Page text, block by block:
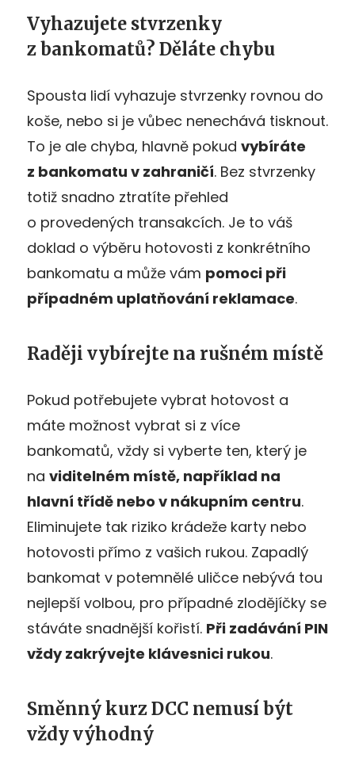
Vyhazujete stvrzenky
z bankomatů? Děláte chybu
Spousta lidí vyhazuje stvrzenky rovnou do
koše, nebo si je vůbec nenechává tisknout.
To je ale chyba, hlavně pokud vybíráte
z bankomatu v zahraničí. Bez stvrzenky
totiž snadno ztratíte přehled
o provedených transakcích. Je to váš
doklad o výběru hotovosti z konkrétního
bankomatu a může vám pomoci při
případném uplatňování reklamace.
Raději vybírejte na rušném místě
Pokud potřebujete vybrat hotovost a
máte možnost vybrat si z více
bankomatů, vždy si vyberte ten, který je
na viditelném místě, například na
hlavní třídě nebo v nákupním centru.
Eliminujete tak riziko krádeže karty nebo
hotovosti přímo z vašich rukou. Zapadlý
bankomat v potemnělé uličce nebývá tou
nejlepší volbou, pro případné zlodějíčky se
stáváte snadnější kořistí. Při zadávání PIN
vždy zakrývejte klávesnici rukou.
Směnný kurz DCC nemusí být
vždy výhodný